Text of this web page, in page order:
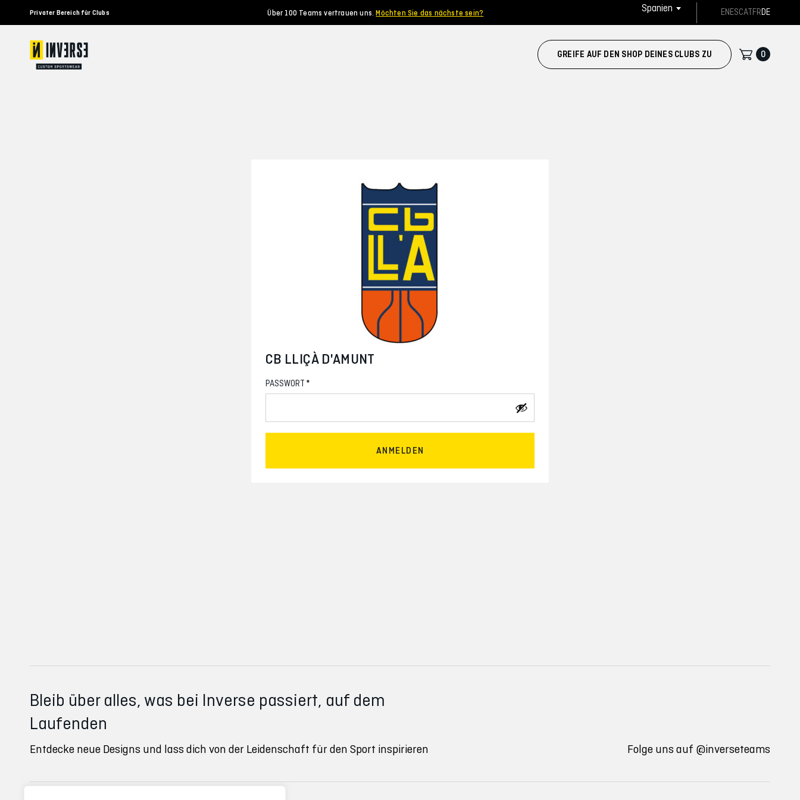
Privater Bereich für Clubs Über 100 Teams vertrauen uns.Möchten Sie das nächste sein? Spanien EN ESCATFRDE
GREIFE AUF DEN SHOP DEINES CLUBS ZU 0
CB LLIÇÀ D'AMUNT
PASSWORT *
ANMELDEN
Bleib über alles, was bei Inverse passiert, auf dem
Laufenden
Entdecke neue Designs und lass dich von der Leidenschaft für den Sport inspirieren Folge uns auf @inverseteams